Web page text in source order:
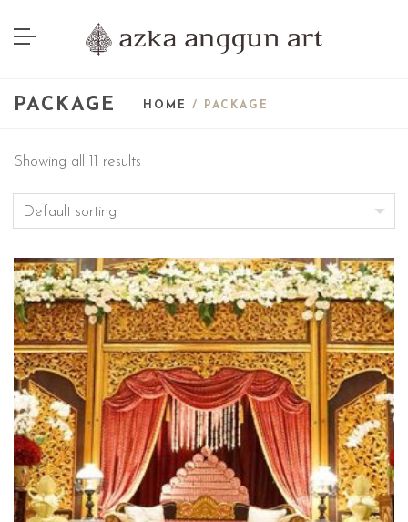
PACKAGE HOME / PACKAGE
Showing all 11 results